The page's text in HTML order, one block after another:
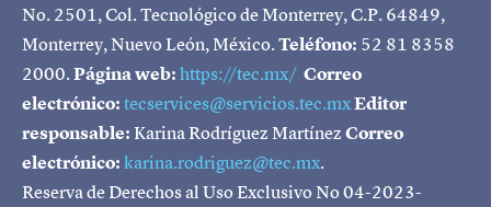
No. 2501, Col. Tecnológico de Monterrey, C.P. 64849,
Monterrey, Nuevo León, México.Teléfono: 52 81 8358
2000.Página web:https://tec.mx/ Correo
electrónico:tecservices@servicios.tec.mxEditor
responsable:Karina Rodríguez MartínezCorreo
electrónico:karina.rodriguez@tec.mx.
Reserva de Derechos al Uso Exclusivo No 04-2023-